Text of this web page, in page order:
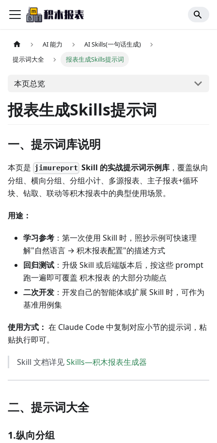
AI 能力
AI Skills(一句话生成)
提示词大全
报表生成Skills提示词
本页总览
报表生成Skills提示词
一、提示词库说明
本页是 jimureport Skill 的实战提示词示例库 ，覆盖纵向
分组、横向分组、分组小计、多源报表、主子报表+循环
块、钻取、联动等积木报表中的典型使用场景。
用途：
学习参考 ：第一次使用 Skill 时，照抄示例可快速理
解"自然语言 → 积木报表配置"的描述方式
回归测试 ：升级 Skill 或后端版本后，按这些 prompt
跑一遍即可覆盖 积木报表 的大部分功能点
二次开发 ：开发自己的智能体或扩展 Skill 时，可作为
基准用例集
使用方式： 在 Claude Code 中复制对应小节的提示词，粘
贴执行即可。
Skill 文档详见Skills—积木报表生成器
二、提示词大全
1.纵向分组